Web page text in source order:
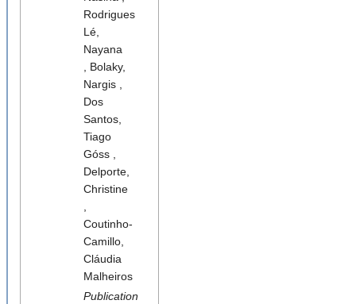
Rodrigues
Lé,
Nayana
, Bolaky,
Nargis ,
Dos
Santos,
Tiago
Góss ,
Delporte,
Christine
,
Coutinho-
Camillo,
Cláudia
Malheiros
Publication